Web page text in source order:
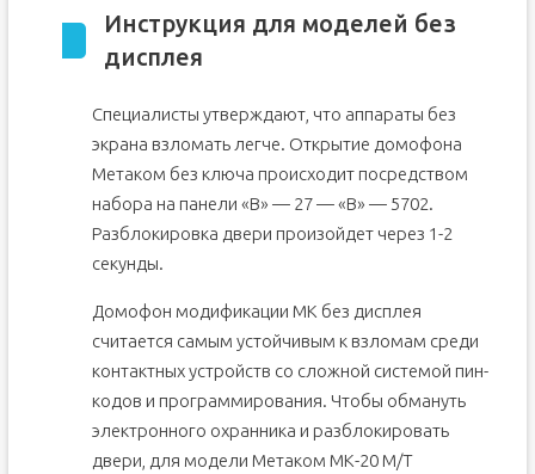
Инструкция для моделей без
дисплея
Специалисты утверждают, что аппараты без
экрана взломать легче. Открытие домофона
Метаком без ключа происходит посредством
набора на панели «В» — 27 — «В» — 5702.
Разблокировка двери произойдет через 1-2
секунды.
Домофон модификации МК без дисплея
считается самым устойчивым к взломам среди
контактных устройств со сложной системой пин-
кодов и программирования. Чтобы обмануть
электронного охранника и разблокировать
двери, для модели Метаком МК-20 М/Т